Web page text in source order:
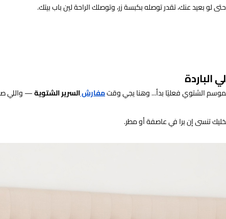
لو بعيد عنك، تقدر توصله بكبسة زر، وتوصلك الراحة لين باب بيتك.
الباردة
الشتوي فعليًا بدأ... وهنا يجي وقتمفارشالسرير الشتوية— واللي
تنسى إن برا في عاصفة أو مطر.